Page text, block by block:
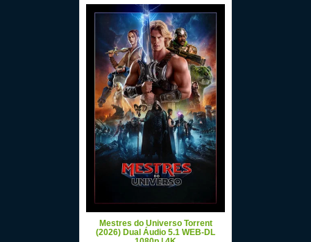
Mestres do Universo Torrent
(2026) Dual Áudio 5.1 WEB-DL